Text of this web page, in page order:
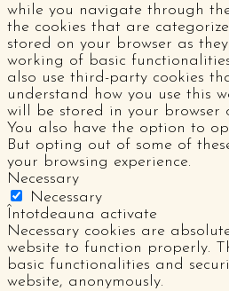
while you navigate through
the cookies that are
stored on your browser as
working of basic
also use third-party cookies
understand how you use this
will be stored in your browser
You also have the option to
But opting out of some of
your browsing experience.
Necessary
Necessary
Întotdeauna activate
Necessary cookies are
website to function properly.
basic functionalities and
website, anonymously.